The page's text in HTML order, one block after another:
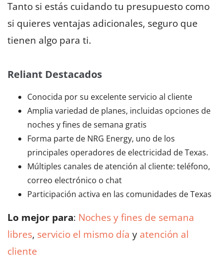
Tanto si estás cuidando tu presupuesto como
si quieres ventajas adicionales, seguro que
tienen algo para ti.
Reliant Destacados
Conocida por su excelente servicio al cliente
Amplia variedad de planes, incluidas opciones de
noches y fines de semana gratis
Forma parte de NRG Energy, uno de los
principales operadores de electricidad de Texas.
Múltiples canales de atención al cliente: teléfono,
correo electrónico o chat
Participación activa en las comunidades de Texas
Lo mejor para: Noches y fines de semana
libres, servicio el mismo día y atención al
cliente